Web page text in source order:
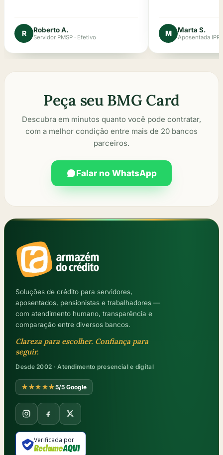
R Roberto A.
Servidor PMSP · Efetivo M Marta S.
Aposentada
Peça seu BMG Card
Descubra em minutos quanto você pode contratar,
com a melhor condição entre mais de 20 bancos
parceiros.
Falar no WhatsApp
Soluções de crédito para servidores,
aposentados, pensionistas e trabalhadores —
com atendimento humano, transparência e
comparação entre diversos bancos.
Clareza para escolher. Confiança para
seguir.
Desde 2002 · Atendimento presencial e digital
★★★★★5/5 Google
Verificada por